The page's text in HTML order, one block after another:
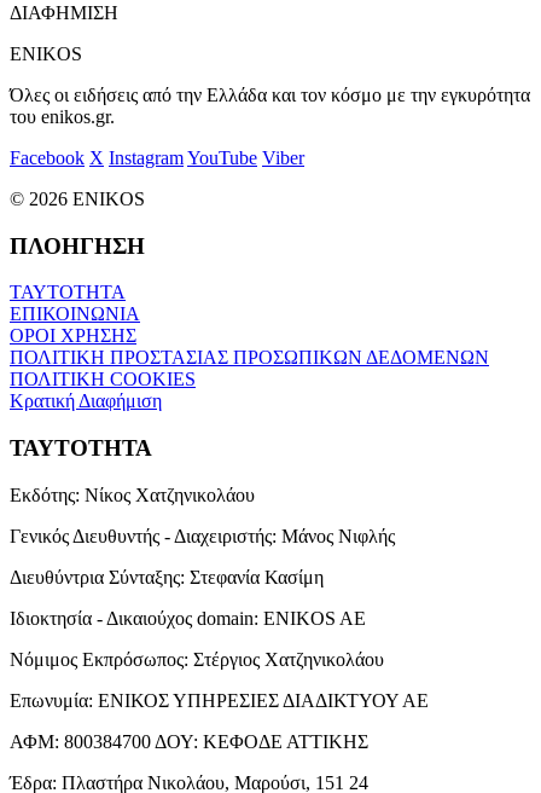
ΔΙΑΦΗΜΙΣΗ
ENIKOS
Όλες οι ειδήσεις από την Ελλάδα και τον κόσμο με την εγκυρότητα
του enikos.gr.
Facebook X InstagramYouTube Viber
© 2026 ENIKOS
ΠΛΟΗΓΗΣΗ
ΤΑΥΤΟΤΗΤΑ
ΕΠΙΚΟΙΝΩΝΙΑ
ΟΡΟΙ ΧΡΗΣΗΣ
ΠΟΛΙΤΙΚΗ ΠΡΟΣΤΑΣΙΑΣ ΠΡΟΣΩΠΙΚΩΝ ΔΕΔΟΜΕΝΩΝ
ΠΟΛΙΤΙΚΗ COOKIES
Κρατική Διαφήμιση
ΤΑΥΤΟΤΗΤΑ
Εκδότης: Νίκος Χατζηνικολάου
Γενικός Διευθυντής - Διαχειριστής: Μάνος Νιφλής
Διευθύντρια Σύνταξης: Στεφανία Κασίμη
Ιδιοκτησία - Δικαιούχος domain: ENIKOS AE
Νόμιμος Εκπρόσωπος: Στέργιος Χατζηνικολάου
Επωνυμία: ΕΝΙΚΟΣ ΥΠΗΡΕΣΙΕΣ ΔΙΑΔΙΚΤΥΟΥ ΑΕ
ΑΦΜ: 800384700 ΔΟΥ: ΚΕΦΟΔΕ ΑΤΤΙΚΗΣ
Έδρα: Πλαστήρα Νικολάου, Μαρούσι, 151 24